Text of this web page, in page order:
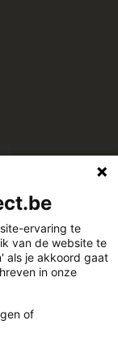
ervaring te
van de website te
als je akkoord gaat
in onze
of